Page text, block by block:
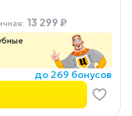
: 13 299 ₽
до 269 бонусов